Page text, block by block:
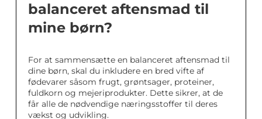
balanceret aftensmad til
mine børn?
For at sammensætte en balanceret aftensmad til
dine børn, skal du inkludere en bred vifte af
fødevarer såsom frugt, grøntsager, proteiner,
fuldkorn og mejeriprodukter. Dette sikrer, at de
får alle de nødvendige næringsstoffer til deres
vækst og udvikling.